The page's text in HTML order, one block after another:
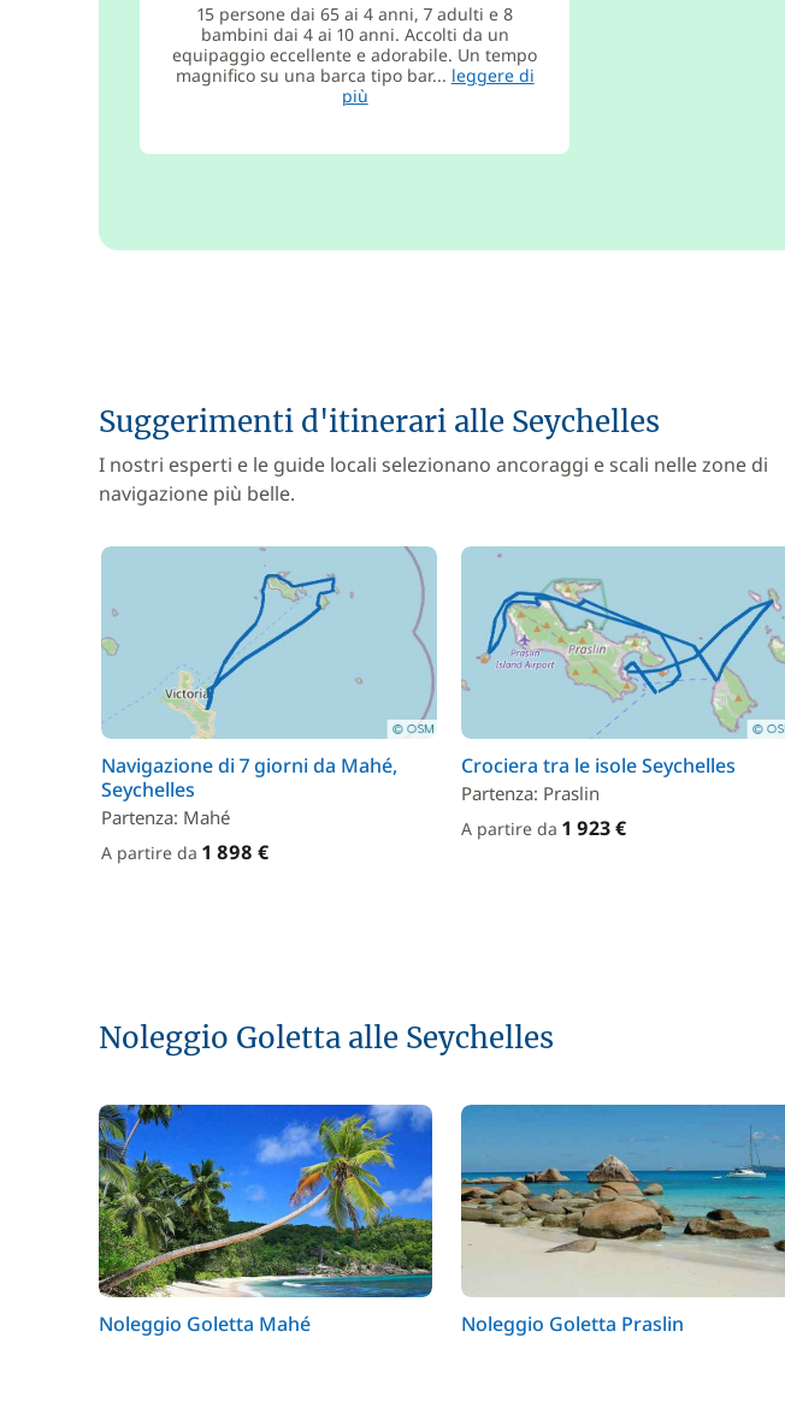
15 persone dai 65 ai 4 anni, 7 adulti e 8
bambini dai 4 ai 10 anni. Accolti da un
equipaggio eccellente e adorabile. Un tempo
magnifico su una barca tipo bar... leggere di
più
Suggerimenti d'itinerari alle Seychelles
I nostri esperti e le guide locali selezionano ancoraggi e scali nelle zone di
navigazione più belle.
Navigazione di 7 giorni da Mahé,
Seychelles
Partenza: Mahé
A partire da 1 898 €
Crociera tra le isole Seychelles
Partenza: Praslin
A partire da 1 923 €
Noleggio Goletta alle Seychelles
Noleggio Goletta Mahé Noleggio Goletta Praslin